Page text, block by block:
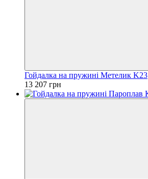
Гойдалка на пружині Метелик K23
13 207 грн